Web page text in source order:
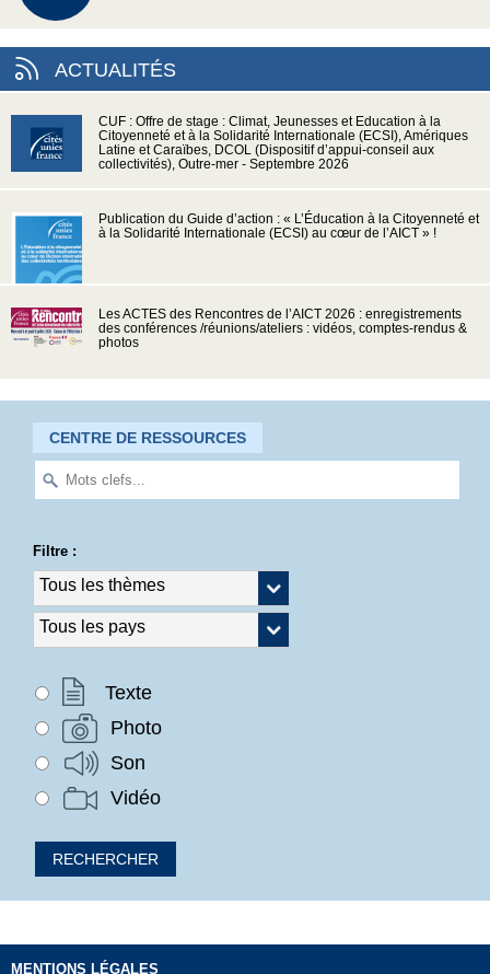
ACTUALITÉS
CUF : Offre de stage : Climat, Jeunesses et Education à la
Citoyenneté et à la Solidarité Internationale (ECSI), Amériques
Latine et Caraïbes, DCOL (Dispositif d’appui-conseil aux
collectivités), Outre-mer - Septembre 2026
Publication du Guide d’action : « L’Éducation à la Citoyenneté et
à la Solidarité Internationale (ECSI) au cœur de l’AICT » !
Les ACTES des Rencontres de l’AICT 2026 : enregistrements
des conférences /réunions/ateliers : vidéos, comptes-rendus &
photos
CENTRE DE RESSOURCES
Filtre :
Texte
Photo
Son
Vidéo
MENTIONS LÉGALES